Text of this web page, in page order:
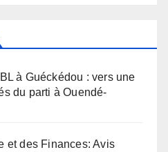
à Guéckédou : vers une
du parti à Ouendé-
et des Finances: Avis